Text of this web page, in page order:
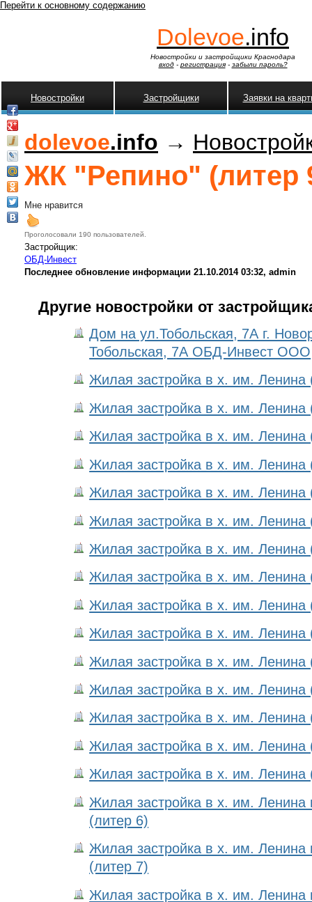
Перейти к основному содержанию
Dolevoe.info
Новостройки и застройщики Краснодара
вход- регистрация- забыли пароль?
Новостройки Застройщики Заявки на
dolevoe.info →
ЖК "Репино" (литер
Мне нравится
Проголосовали 190 пользователей.
Застройщик:
ОБД-Инвест
Последнее обновление информации 21.10.2014 03:32, admin
Другие новостройки от
Дом на ул.Тобольская, 7А г.
Тобольская, 7А ОБД-Инвест ООО
Жилая застройка в х. им. Ленина
Жилая застройка в х. им. Ленина
Жилая застройка в х. им. Ленина
Жилая застройка в х. им. Ленина
Жилая застройка в х. им. Ленина
Жилая застройка в х. им. Ленина
Жилая застройка в х. им. Ленина
Жилая застройка в х. им. Ленина
Жилая застройка в х. им. Ленина
Жилая застройка в х. им. Ленина
Жилая застройка в х. им. Ленина
Жилая застройка в х. им. Ленина
Жилая застройка в х. им. Ленина
Жилая застройка в х. им. Ленина
Жилая застройка в х. им. Ленина
Жилая застройка в х. им. Ленина
(литер 6)
Жилая застройка в х. им. Ленина
(литер 7)
Жилая застройка в х. им. Ленина